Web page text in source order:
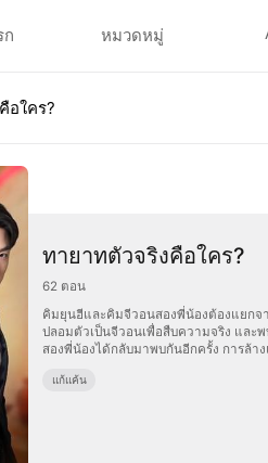
หมวดหมู่
อใคร?
ทายาทตัวจริงคือใคร?
62 ตอน
คิมยุนฮีและคิมจีวอนสองพี่น้องต้องแยกจ
ปลอมตัวเป็นจีวอนเพื่อสืบความจริง และ
สองพี่น้องได้กลับมาพบกันอีกครั้ง การล้า
แก้แค้น